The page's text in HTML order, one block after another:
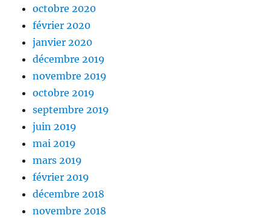
octobre 2020
février 2020
janvier 2020
décembre 2019
novembre 2019
octobre 2019
septembre 2019
juin 2019
mai 2019
mars 2019
février 2019
décembre 2018
novembre 2018